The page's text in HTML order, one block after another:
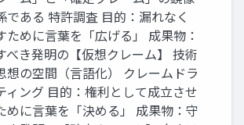
である 特許調査 目的：漏れなく
ために言葉を「広げる」 成果物：
べき発明の【仮想クレーム】 技術
想の空間（言語化） クレームドラ
ィング 目的：権利として成立させ
めに言葉を「決める」 成果物：守